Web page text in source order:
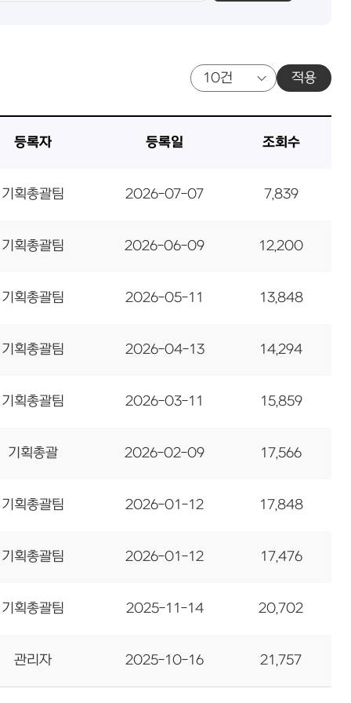
적용
등록자 등록일 조회수
기획총괄팀 2026-07-07 7,839
기획총괄팀 2026-06-09 12,200
기획총괄팀 2026-05-11 13,848
기획총괄팀 2026-04-13 14,294
기획총괄팀 2026-03-11 15,859
기획총괄 2026-02-09 17,566
기획총괄팀 2026-01-12 17,848
기획총괄팀 2026-01-12 17,476
기획총괄팀 2025-11-14 20,702
관리자 2025-10-16 21,757